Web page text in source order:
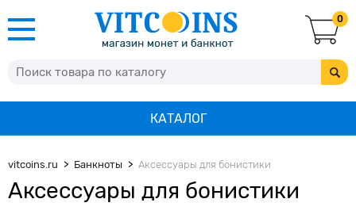
0
КАТАЛОГ
vitcoins.ru Банкноты Аксессуары для бонистики
Аксессуары для бонистики